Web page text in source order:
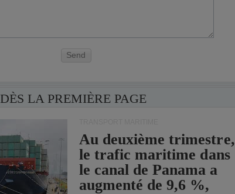
Send
DÈS LA PREMIÈRE PAGE
Au deuxième trimestre,
le trafic maritime dans
le canal de Panama a
augmenté de 9,6 %,